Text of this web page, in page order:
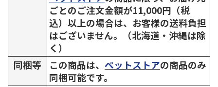
ごとのご注文金額が11,000円（税
込）以上の場合は、お客様の送料負担
はございません。（北海道・沖縄は除
く）
同梱等
この商品は、 ペットストアの商品のみ
同梱可能です。